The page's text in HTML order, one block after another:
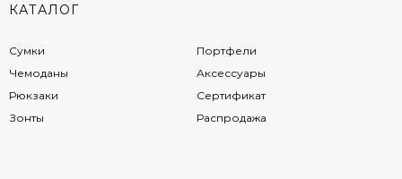
КАТАЛОГ
Сумки
Чемоданы
Рюкзаки
Зонты
Портфели
Аксессуары
Сертификат
Распродажа